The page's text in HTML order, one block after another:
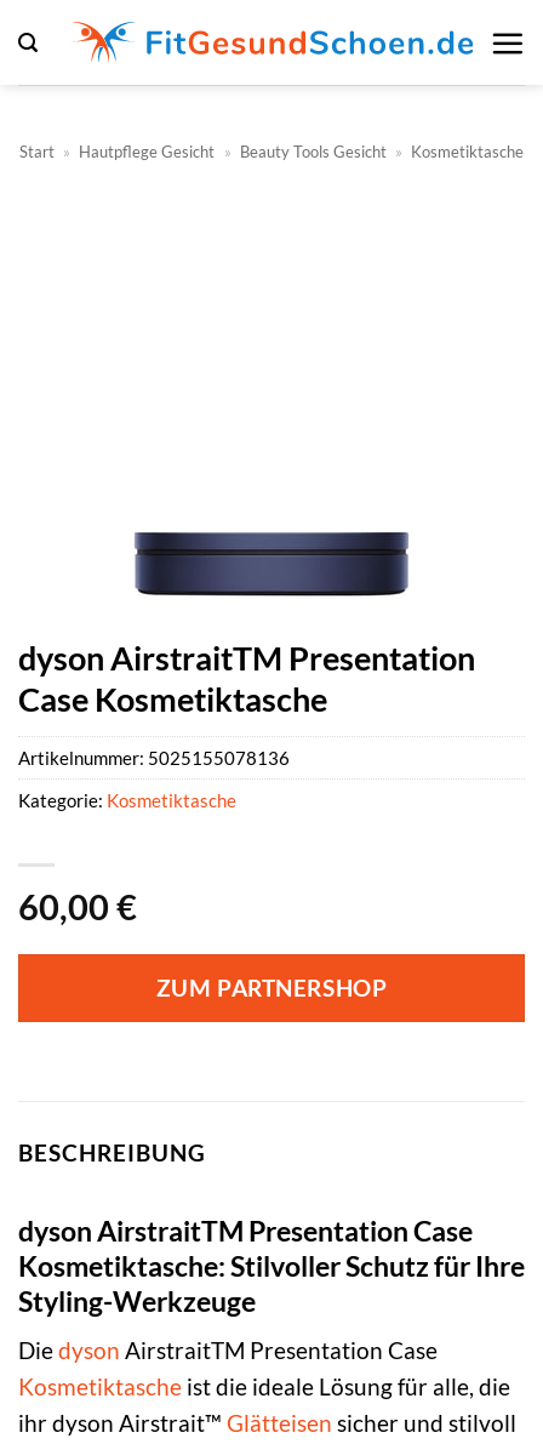
Inhalt
springen
Start » Hautpflege Gesicht » Beauty Tools Gesicht » Kosmetiktasche
dyson AirstraitTM Presentation
Case Kosmetiktasche
60,00 €
ZUM PARTNERSHOP
Artikelnummer: 5025155078136
Kategorie: Kosmetiktasche
BESCHREIBUNG
dyson AirstraitTM Presentation Case
Kosmetiktasche: Stilvoller Schutz für Ihre
Styling-Werkzeuge
Diedyson AirstraitTM Presentation Case
Kosmetiktasche ist die ideale Lösung für alle, die
ihr dyson Airstrait™ Glätteisen sicher und stilvoll